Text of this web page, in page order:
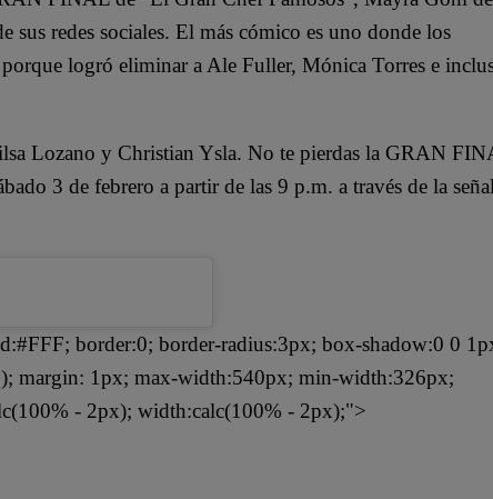
sus redes sociales. El más cómico es uno donde los
porque logró eliminar a Ale Fuller, Mónica Torres e
Lozano y Christian Ysla. No te pierdas la GRAN
3 de febrero a partir de las 9 p.m. a través de la
border:0; border-radius:3px; box-shadow:0 0
margin: 1px; max-width:540px; min-width:326px;
- 2px); width:calc(100% - 2px);">